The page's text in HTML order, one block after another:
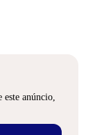
este anúncio,